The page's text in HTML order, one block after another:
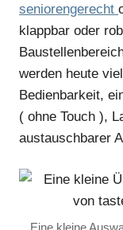
seniorengerecht
klappbar oder
werden heute
Bedienbarkeit,
( ohne Touch ),
austauschbarer
Eine kleine